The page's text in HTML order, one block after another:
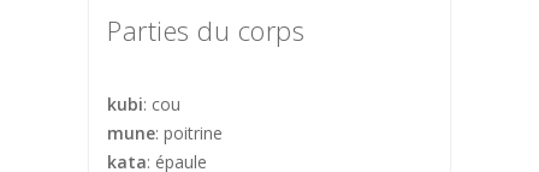
Parties du corps
kubi: cou
mune: poitrine
kata: épaule